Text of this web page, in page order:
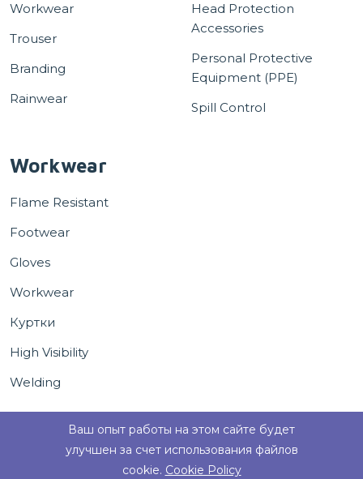
Workwear
Trouser
Branding
Rainwear
Head Protection
Accessories
Personal Protective
Equipment (PPE)
Spill Control
Workwear
Flame Resistant
Footwear
Gloves
Workwear
Куртки
High Visibility
Welding
Ваш опыт работы на этом сайте будет
улучшен за счет использования файлов
cookie. Cookie Policy